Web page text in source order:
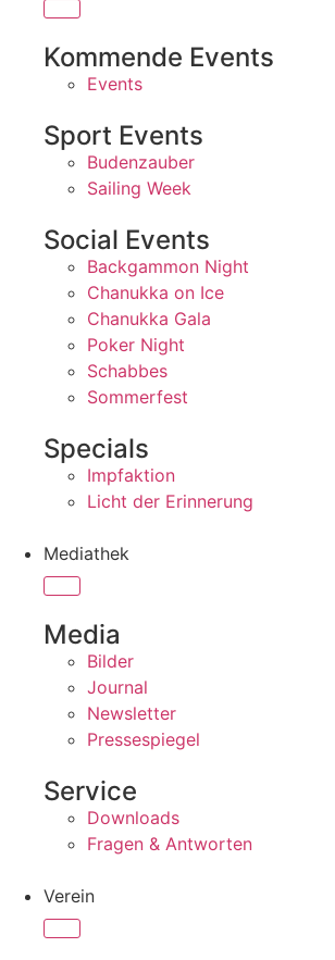
Kommende Events
Events
Sport Events
Budenzauber
Sailing Week
Social Events
Backgammon Night
Chanukka on Ice
Chanukka Gala
Poker Night
Schabbes
Sommerfest
Specials
Impfaktion
Licht der Erinnerung
Mediathek
Media
Bilder
Journal
Newsletter
Pressespiegel
Service
Downloads
Fragen & Antworten
Verein